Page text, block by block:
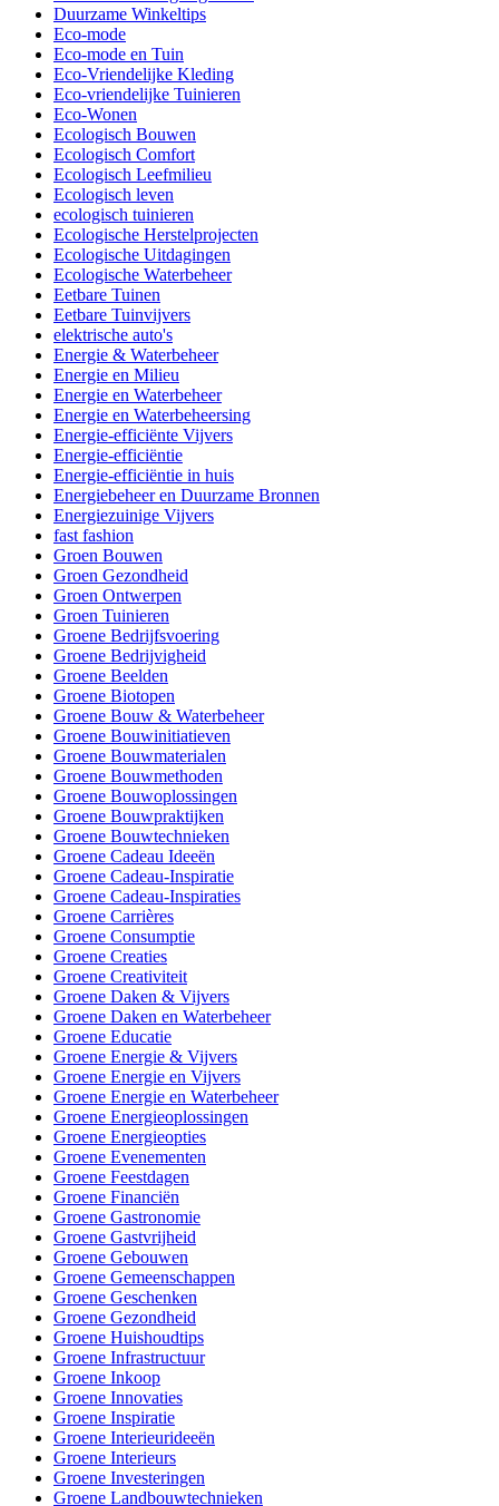
Duurzame Winkeltips
Eco-mode
Eco-mode en Tuin
Eco-Vriendelijke Kleding
Eco-vriendelijke Tuinieren
Eco-Wonen
Ecologisch Bouwen
Ecologisch Comfort
Ecologisch Leefmilieu
Ecologisch leven
ecologisch tuinieren
Ecologische Herstelprojecten
Ecologische Uitdagingen
Ecologische Waterbeheer
Eetbare Tuinen
Eetbare Tuinvijvers
elektrische auto's
Energie & Waterbeheer
Energie en Milieu
Energie en Waterbeheer
Energie en Waterbeheersing
Energie-efficiënte Vijvers
Energie-efficiëntie
Energie-efficiëntie in huis
Energiebeheer en Duurzame Bronnen
Energiezuinige Vijvers
fast fashion
Groen Bouwen
Groen Gezondheid
Groen Ontwerpen
Groen Tuinieren
Groene Bedrijfsvoering
Groene Bedrijvigheid
Groene Beelden
Groene Biotopen
Groene Bouw & Waterbeheer
Groene Bouwinitiatieven
Groene Bouwmaterialen
Groene Bouwmethoden
Groene Bouwoplossingen
Groene Bouwpraktijken
Groene Bouwtechnieken
Groene Cadeau Ideeën
Groene Cadeau-Inspiratie
Groene Cadeau-Inspiraties
Groene Carrières
Groene Consumptie
Groene Creaties
Groene Creativiteit
Groene Daken & Vijvers
Groene Daken en Waterbeheer
Groene Educatie
Groene Energie & Vijvers
Groene Energie en Vijvers
Groene Energie en Waterbeheer
Groene Energieoplossingen
Groene Energieopties
Groene Evenementen
Groene Feestdagen
Groene Financiën
Groene Gastronomie
Groene Gastvrijheid
Groene Gebouwen
Groene Gemeenschappen
Groene Geschenken
Groene Gezondheid
Groene Huishoudtips
Groene Infrastructuur
Groene Inkoop
Groene Innovaties
Groene Inspiratie
Groene Interieurideeën
Groene Interieurs
Groene Investeringen
Groene Landbouwtechnieken